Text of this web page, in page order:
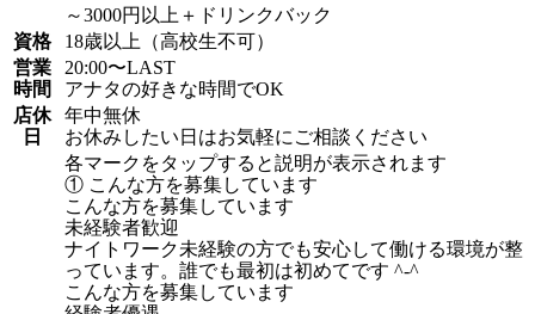
～3000円以上＋ドリンクバック
資格
18歳以上（高校生不可）
営業
時間
20:00〜LAST
アナタの好きな時間でOK
店休
日
年中無休
お休みしたい日はお気軽にご相談ください
各マークをタップすると説明が表示されます
① こんな方を募集しています
こんな方を募集しています
未経験者歓迎
ナイトワーク未経験の方でも安心して働ける環境が整
っています。誰でも最初は初めてです ^-^
こんな方を募集しています